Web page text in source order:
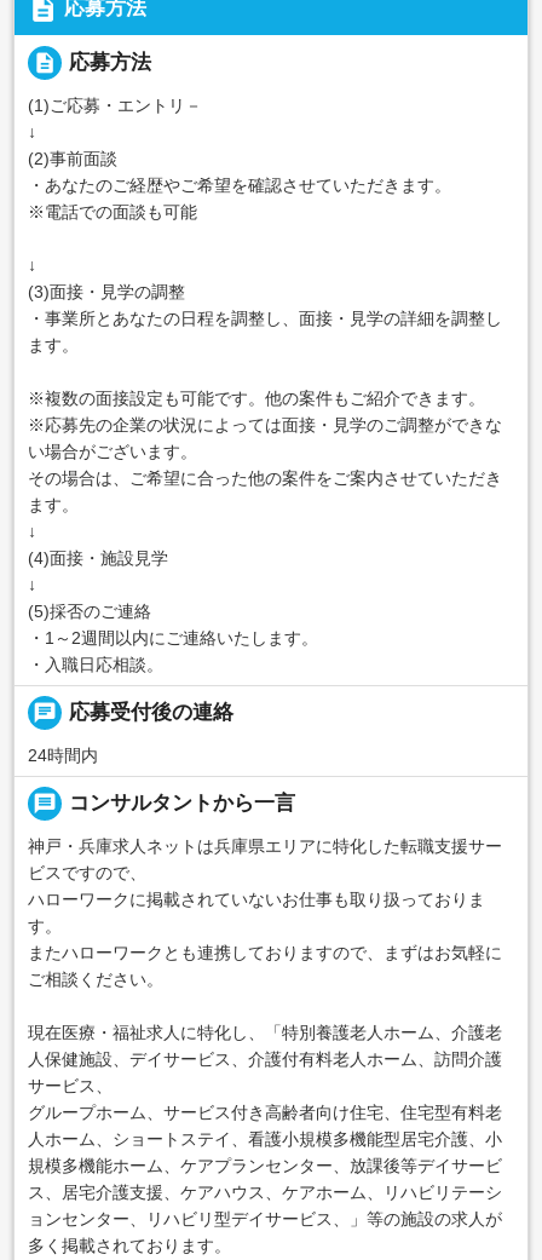
description 応募方法
description 応募方法
(1)ご応募・エントリ－
↓
(2)事前面談
・あなたのご経歴やご希望を確認させていただきます。
※電話での面談も可能
↓
(3)面接・見学の調整
・事業所とあなたの日程を調整し、面接・見学の詳細を調整し
ます。
※複数の面接設定も可能です。他の案件もご紹介できます。
※応募先の企業の状況によっては面接・見学のご調整ができな
い場合がございます。
その場合は、ご希望に合った他の案件をご案内させていただき
ます。
↓
(4)面接・施設見学
↓
(5)採否のご連絡
・1～2週間以内にご連絡いたします。
・入職日応相談。
chat 応募受付後の連絡
24時間内
message コンサルタントから一言
神戸・兵庫求人ネットは兵庫県エリアに特化した転職支援サー
ビスですので、
ハローワークに掲載されていないお仕事も取り扱っておりま
す。
またハローワークとも連携しておりますので、まずはお気軽に
ご相談ください。
現在医療・福祉求人に特化し、「特別養護老人ホーム、介護老
人保健施設、デイサービス、介護付有料老人ホーム、訪問介護
サービス、
グループホーム、サービス付き高齢者向け住宅、住宅型有料老
人ホーム、ショートステイ、看護小規模多機能型居宅介護、小
規模多機能ホーム、ケアプランセンター、放課後等デイサービ
ス、居宅介護支援、ケアハウス、ケアホーム、リハビリテーシ
ョンセンター、リハビリ型デイサービス、」等の施設の求人が
多く掲載されております。